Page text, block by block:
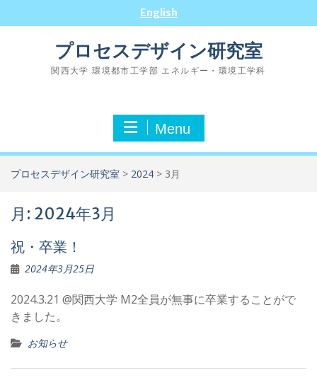
English
プロセスデザイン研究室
関西大学 環境都市工学部 エネルギー・環境工学科
Menu
プロセスデザイン研究室 > 2024 > 3月
月: 2024年3月
祝・卒業！
2024年3月25日
2024.3.21 @関西大学 M2全員が無事に卒業することがで
きました。
お知らせ